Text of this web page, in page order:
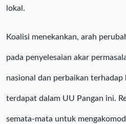
lokal.
Koalisi menekankan, arah
pada penyelesaian akar
nasional dan perbaikan terhadap
terdapat dalam UU Pangan ini.
semata-mata untuk